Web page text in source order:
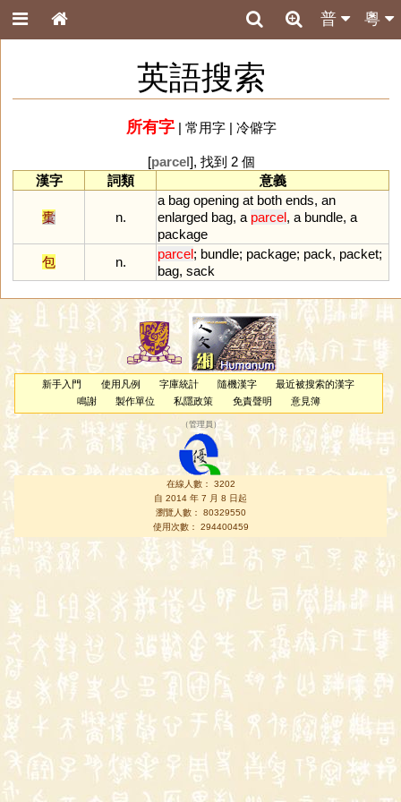
粵
普
英語搜索
所有字| 常用字| 冷僻字
[parcel], 找到 2 個
漢字
詞類 意義
㯱 n.
a bag opening at both ends, an
enlarged bag, a parcel, a bundle, a
package
包
n.
parcel; bundle; package; pack, packet;
bag, sack
新手入門 使用凡例 字庫統計 隨機漢字
最近被搜索的漢字
鳴謝
製作單位 私隱政策 免責聲明 意見簿
（管理員 ）
在線人數： 3202
自 2014 年 7 月 8 日起
瀏覽人數： 80329550
使用次數： 294400459